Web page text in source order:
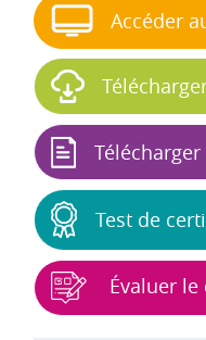
Accéder
Test de
Évaluer le